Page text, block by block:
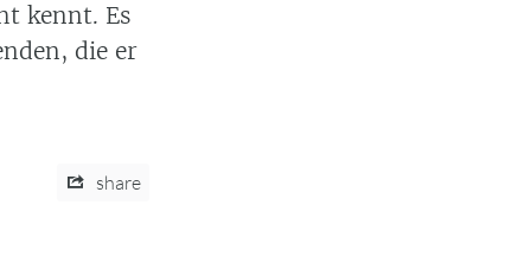
kennt. Es
die er
share